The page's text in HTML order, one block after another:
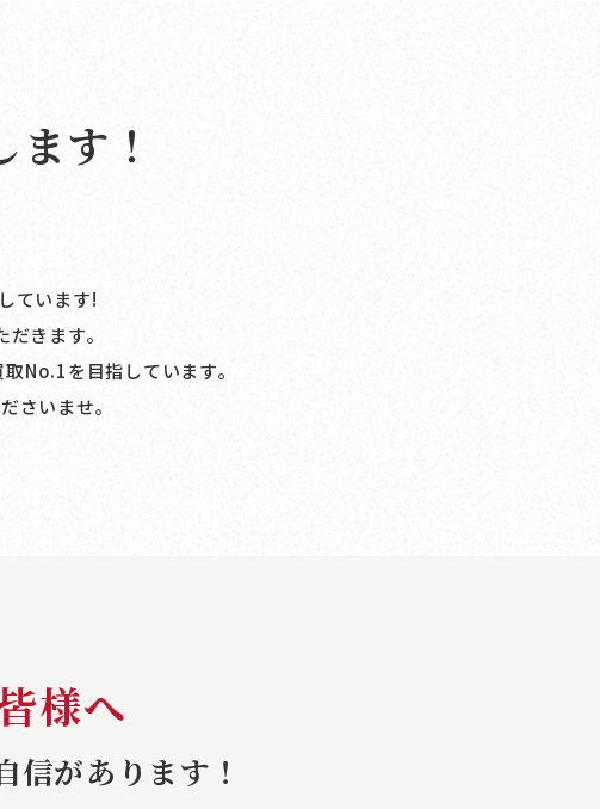
ます！
ています!
だきます｡
No.1を目指しています｡
さいませ｡
様へ
信があります！